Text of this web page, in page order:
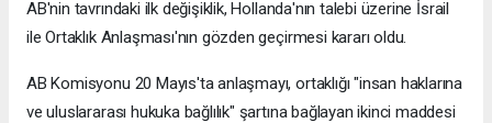
AB'nin tavrındaki ilk değişiklik, Hollanda'nın talebi üzerine İsrail
ile Ortaklık Anlaşması'nın gözden geçirmesi kararı oldu.
AB Komisyonu 20 Mayıs'ta anlaşmayı, ortaklığı "insan haklarına
ve uluslararası hukuka bağlılık" şartına bağlayan ikinci maddesi